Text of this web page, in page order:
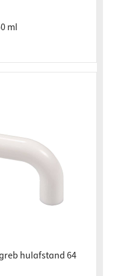
ml
hulafstand 64